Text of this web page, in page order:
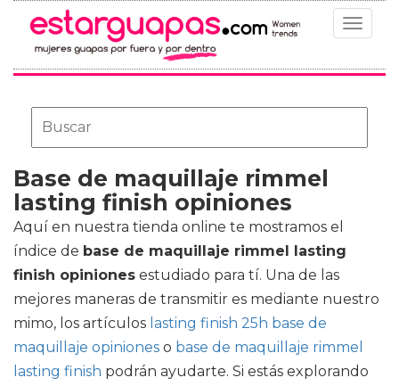
Toggle
Base de maquillaje rimmel
lasting finish opiniones
Aquí en nuestra tienda online te mostramos el
índice de base de maquillaje rimmel lasting
finish opiniones estudiado para tí. Una de las
mejores maneras de transmitir es mediante nuestro
mimo, los artículos lasting finish 25h base de
maquillaje opiniones o base de maquillaje rimmel
lasting finish podrán ayudarte. Si estás explorando